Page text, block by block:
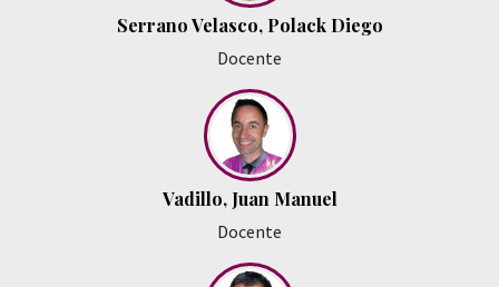
Serrano Velasco, Polack Diego
Docente
Vadillo, Juan Manuel
Docente